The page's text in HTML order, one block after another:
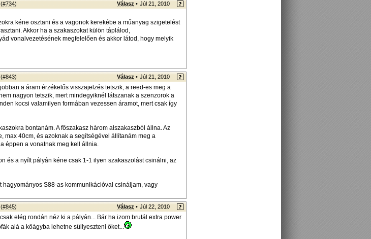
#734) Válasz • Júl 21, 2010
kéne osztani és a vagonok kerekébe a műanyag szigetelést
Akkor ha a szakaszokat külön táplálod,
vonalvezetésének megfelelően és akkor látod, hogy melyik
#843) Válasz • Júl 21, 2010
a áram érzékelős visszajelzés tetszik, a reed-es meg a
nagyon tetszik, mert mindegyiknél látszanak a szenzorok a
kocsi valamilyen formában vezessen áramot, mert csak így
bontanám. A főszakasz három alszakaszból állna. Az
max 40cm, és azoknak a segítségével állítanám meg a
éppen a vonatnak meg kell állnia.
és a nyílt pályán kéne csak 1-1 ilyen szakaszolást csinálni, az
S88-as kommunikációval csináljam, vagy
#845) Válasz • Júl 22, 2010
elég rondán néz ki a pályán... Bár ha izom brutál extra power
alá a kőágyba lehetne süllyeszteni őket...